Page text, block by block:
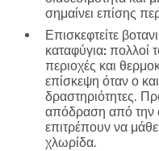
σημαίνει επίσης
Επισκεφτείτε
καταφύγια: πολλοί
περιοχές και
επίσκεψη όταν ο
δραστηριότητες.
απόδραση από την
επιτρέπουν να
χλωρίδα.